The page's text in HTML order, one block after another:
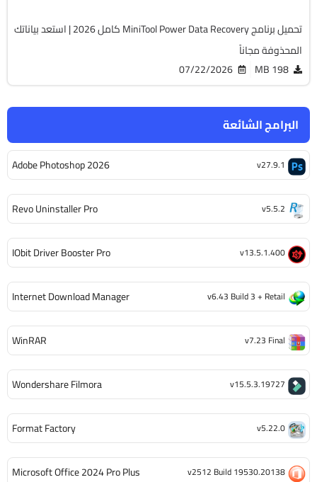
البرامج الشائعة
Adobe Photoshop 2026 v27.9.1
Revo Uninstaller Pro v5.5.2
IObit Driver Booster Pro v13.5.1.400
Internet Download Manager v6.43 Build 3 + Retail
WinRAR v7.23 Final
Wondershare Filmora v15.5.3.19727
Format Factory v5.22.0
Microsoft Office 2024 Pro Plus v2512 Build 19530.20138
تحميل برنامج MiniTool Power Data Recovery كامل 2026 | استعد بياناتك
المحذوفة مجاناً
198 MB
07/22/2026